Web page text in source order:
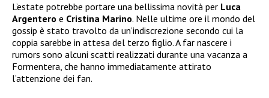
L’estate potrebbe portare una bellissima novità per Luca
Argentero e Cristina Marino. Nelle ultime ore il mondo del
gossip è stato travolto da un’indiscrezione secondo cui la
coppia sarebbe in attesa del terzo figlio. A far nascere i
rumors sono alcuni scatti realizzati durante una vacanza a
Formentera, che hanno immediatamente attirato
l’attenzione dei fan.